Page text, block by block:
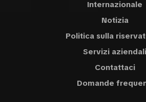
Internazionale
Notizia
Politica sulla
Servizi aziendali
Contattaci
Domande